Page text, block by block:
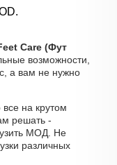
Care (Фут
возможности,
а вам не нужно
все на крутом
решать -
МОД. Не
различных